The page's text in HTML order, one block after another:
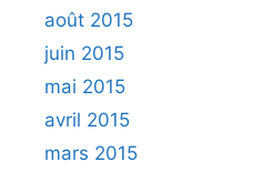
août 2015
juin 2015
mai 2015
avril 2015
mars 2015